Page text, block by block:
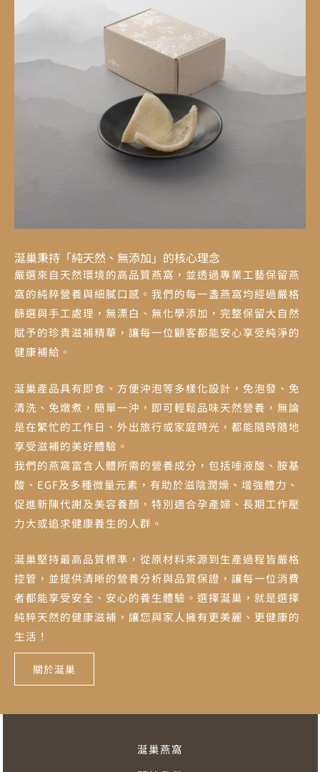
涎巢秉持「純天然、無添加」的核心理念
嚴選來自天然環境的高品質燕窩，並透過專業工藝保留燕
窩的純粹營養與細膩口感。我們的每一盞燕窩均經過嚴格
篩選與手工處理，無漂白、無化學添加，完整保留大自然
賦予的珍貴滋補精華，讓每一位顧客都能安心享受純淨的
健康補給。
涎巢產品具有即食、方便沖泡等多樣化設計，免泡發、免
清洗、免燉煮，簡單一沖，即可輕鬆品味天然營養，無論
是在繁忙的工作日、外出旅行或家庭時光，都能隨時隨地
享受滋補的美好體驗。
我們的燕窩富含人體所需的營養成分，包括唾液酸、胺基
酸、EGF及多種微量元素，有助於滋陰潤燥、增強體力、
促進新陳代謝及美容養顏，特別適合孕產婦、長期工作壓
力大或追求健康養生的人群。
涎巢堅持最高品質標準，從原材料來源到生產過程皆嚴格
控管，並提供清晰的營養分析與品質保證，讓每一位消費
者都能享受安全、安心的養生體驗。選擇涎巢，就是選擇
純粹天然的健康滋補，讓您與家人擁有更美麗、更健康的
生活！
關於涎巢
涎巢燕窩